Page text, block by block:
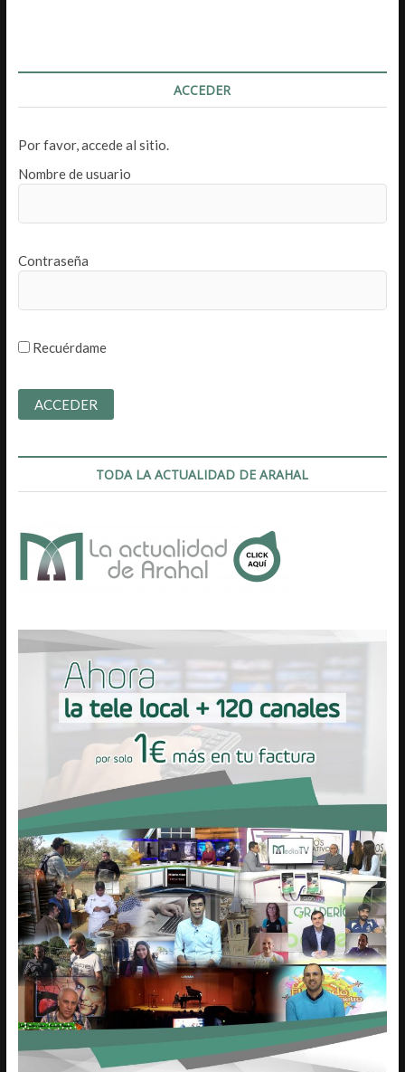
ACCEDER
Por favor, accede al sitio.
Nombre de usuario
Contraseña
Recuérdame
TODA LA ACTUALIDAD DE ARAHAL